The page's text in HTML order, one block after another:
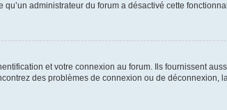
administrateur du forum a désactivé cette
et votre connexion au forum. Ils fournissent
des problèmes de connexion ou de déconnexion,